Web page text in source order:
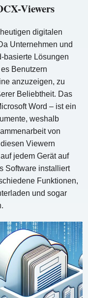
Viewers
digitalen
Unternehmen und
basierte Lösungen
Benutzern
anzuzeigen, zu
Beliebtheit. Das
Word – ist ein
weshalb
von
Viewern
jedem Gerät auf
Software installiert
Funktionen,
und sogar